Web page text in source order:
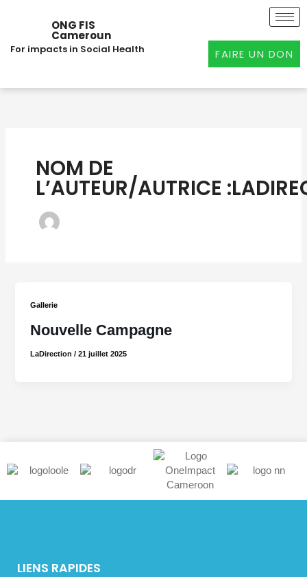
ONG FIS
Cameroun
For impacts in Social Health FAIRE UN DON
NOM DE
L’AUTEUR/AUTRICE
Gallerie
Nouvelle Campagne
LaDirection/21 juillet 2025
LIENS RAPIDES